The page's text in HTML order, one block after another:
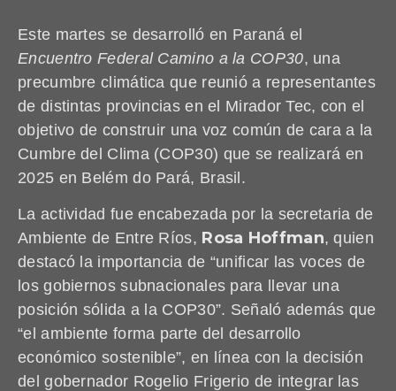
Este martes se desarrolló en Paraná el
Encuentro Federal Camino a la COP30, una
precumbre climática que reunió a representantes
de distintas provincias en el Mirador Tec, con el
objetivo de construir una voz común de cara a la
Cumbre del Clima (COP30) que se realizará en
2025 en Belém do Pará, Brasil.
La actividad fue encabezada por la secretaria de
Ambiente de Entre Ríos, Rosa Hoffman, quien
destacó la importancia de “unificar las voces de
los gobiernos subnacionales para llevar una
posición sólida a la COP30”. Señaló además que
“el ambiente forma parte del desarrollo
económico sostenible”, en línea con la decisión
del gobernador Rogelio Frigerio de integrar las